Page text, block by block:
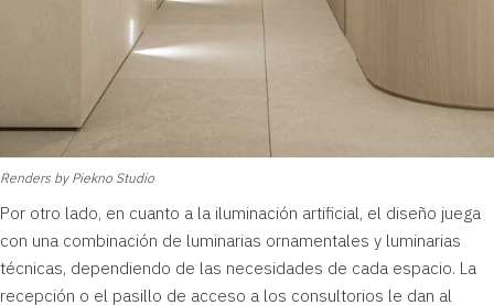
Renders by Piekno Studio
Por otro lado, en cuanto a la iluminación artificial, el diseño juega
con una combinación de luminarias ornamentales y luminarias
técnicas, dependiendo de las necesidades de cada espacio. La
recepción o el pasillo de acceso a los consultorios le dan al